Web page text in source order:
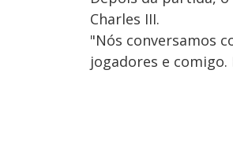
Charles III.
"Nós conversamos
jogadores e